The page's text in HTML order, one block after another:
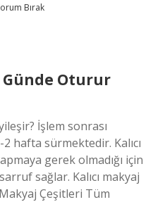
Bırak
Günde Oturur
İşlem sonrası
hafta sürmektedir. Kalıcı
gerek olmadığı için
sağlar. Kalıcı makyaj
Çeşitleri Tüm